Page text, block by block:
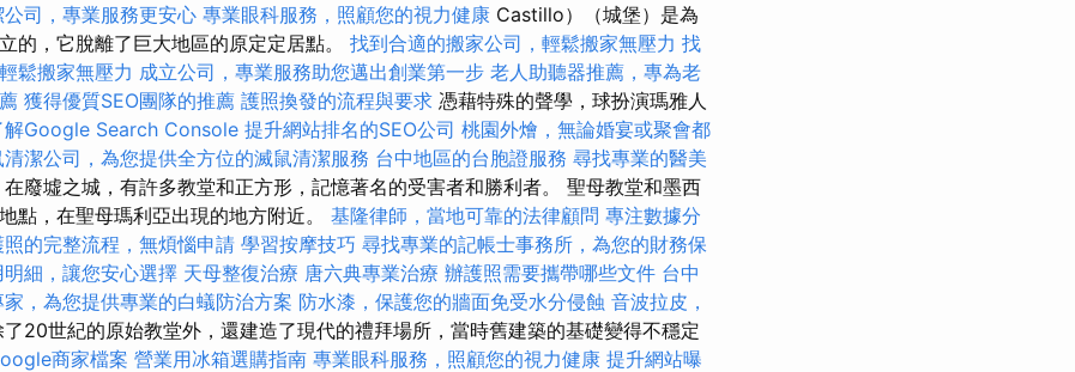
司，專業服務更安心 專業眼科服務，照顧您的視力健康 Castillo）（城堡）是為
的，它脫離了巨大地區的原定定居點。 找到合適的搬家公司，輕鬆搬家無壓力 找
鬆搬家無壓力 成立公司，專業服務助您邁出創業第一步 老人助聽器推薦，專為老
獲得優質SEO團隊的推薦 護照換發的流程與要求 憑藉特殊的聲學，球扮演瑪雅人
解Google Search Console 提升網站排名的SEO公司 桃園外燴，無論婚宴或聚會都
清潔公司，為您提供全方位的滅鼠清潔服務 台中地區的台胞證服務 尋找專業的醫美
在廢墟之城，有許多教堂和正方形，記憶著名的受害者和勝利者。 聖母教堂和墨西
點，在聖母瑪利亞出現的地方附近。 基隆律師，當地可靠的法律顧問 專注數據分
的完整流程，無煩惱申請 學習按摩技巧 尋找專業的記帳士事務所，為您的財務保
細，讓您安心選擇 天母整復治療 唐六典專業治療 辦護照需要攜帶哪些文件 台中
，為您提供專業的白蟻防治方案 防水漆，保護您的牆面免受水分侵蝕 音波拉皮，
了20世紀的原始教堂外，還建造了現代的禮拜場所，當時舊建築的基礎變得不穩定
商家檔案 營業用冰箱選購指南 專業眼科服務，照顧您的視力健康 提升網站曝